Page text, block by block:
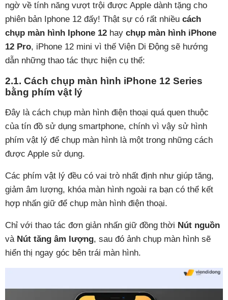
ngờ về tính năng vượt trội được Apple dành tặng cho
phiên bản Iphone 12 đấy! Thật sự có rất nhiều cách
chụp màn hình Iphone 12 hay chụp màn hình iPhone
12 Pro, iPhone 12 mini vì thế Viện Di Động sẽ hướng
dẫn những thao tác thực hiện cụ thể:
2.1. Cách chụp màn hình iPhone 12 Series
bằng phím vật lý
Đây là cách chụp màn hình điện thoại quá quen thuộc
của tín đồ sử dụng smartphone, chính vì vậy sử hình
phím vật lý để chụp màn hình là một trong những cách
được Apple sử dụng.
Các phím vật lý đều có vai trò nhất định như giúp tăng,
giảm âm lượng, khóa màn hình ngoài ra bạn có thể kết
hợp nhấn giữ để chụp màn hình điện thoại.
Chỉ với thao tác đơn giản nhấn giữ đồng thời Nút nguồn
và Nút tăng âm lượng, sau đó ảnh chụp màn hình sẽ
hiển thị ngay góc bên trái màn hình.